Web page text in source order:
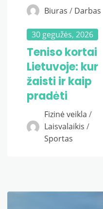
Biuras / Darbas
30 gegužės, 2026
Teniso kortai
Lietuvoje: kur
žaisti ir kaip
pradėti
Fizinė veikla /
Laisvalaikis /
Sportas